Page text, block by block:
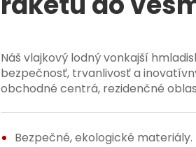
Náš vlajkový lodný vonkajší
bezpečnosť, trvanlivosť a
obchodné centrá, rezidenčné
Bezpečné, ekologické materiály.